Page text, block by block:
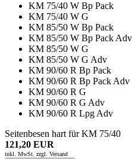
KM 75/40 W Bp Pack
KM 75/40 W G
KM 85/50 W Bp Pack
KM 85/50 W Bp Pack Adv
KM 85/50 W G
KM 85/50 W G Adv
KM 90/60 R Bp Pack
KM 90/60 R Bp Pack Adv
KM 90/60 R G
KM 90/60 R G Adv
KM 90/60 R Lpg Adv
Seitenbesen hart für KM 75/40
121,20 EUR
inkl. MwSt. zzgl. Versand